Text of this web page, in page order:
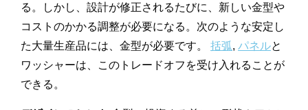
る。しかし、設計が修正されるたびに、新しい金型や
コストのかかる調整が必要になる。次のような安定し
た大量生産品には、金型が必要です。 括弧, パネルと
ワッシャーは、このトレードオフを受け入れることが
できる。